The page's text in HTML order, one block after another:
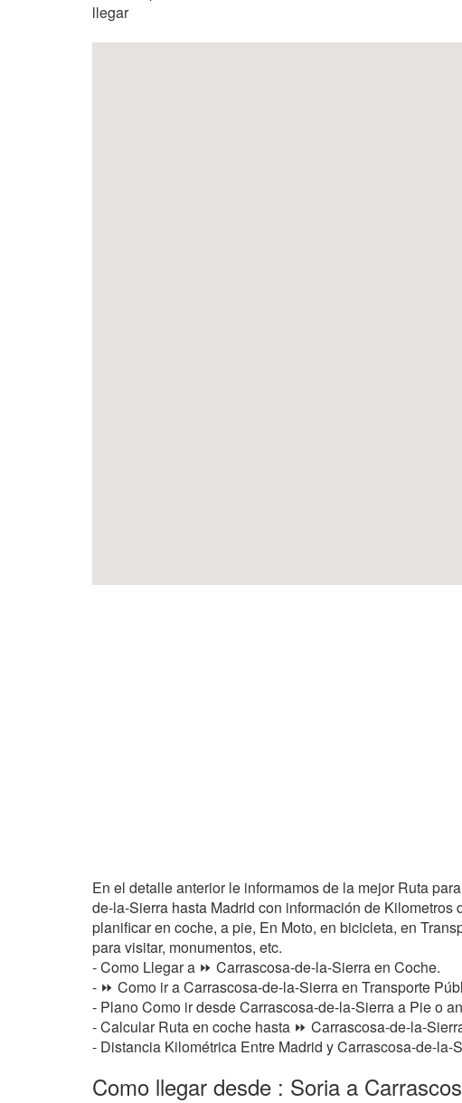
llegar
En el detalle anterior le informamos de la mejor Ruta
de-la-Sierra hasta Madrid con información de
planificar en coche, a pie, En Moto, en bicicleta, en
para visitar, monumentos, etc.
- Como Llegar a ⏩ Carrascosa-de-la-Sierra en Coche.
- ⏩ Como ir a Carrascosa-de-la-Sierra en Transporte
- Plano Como ir desde Carrascosa-de-la-Sierra a Pie o
- Calcular Ruta en coche hasta ⏩ Carrascosa-de-la-
- Distancia Kilométrica Entre Madrid y Carrascosa-de-la-
Como llegar desde : Soria a